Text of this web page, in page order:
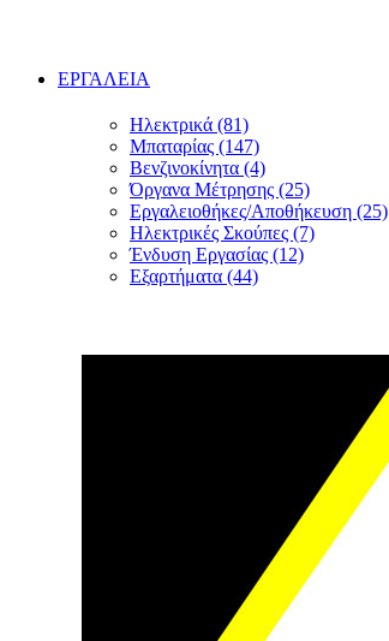
ΕΡΓΑΛΕΙΑ
Ηλεκτρικά (81)
Μπαταρίας (147)
Βενζινοκίνητα (4)
Όργανα Μέτρησης (25)
Εργαλειοθήκες/Αποθήκευση (25)
Ηλεκτρικές Σκούπες (7)
Ένδυση Εργασίας (12)
Εξαρτήματα (44)